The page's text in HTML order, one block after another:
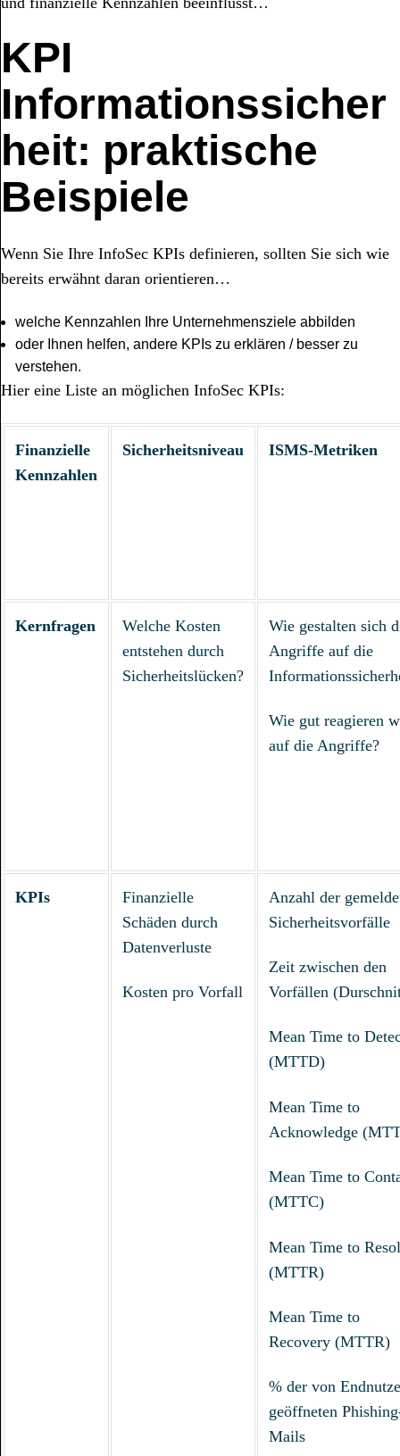
KPI
Informationssicher
heit: praktische
Beispiele
Wenn Sie Ihre InfoSec KPIs definieren, sollten Sie sich wie
bereits erwähnt daran orientieren…
welche Kennzahlen Ihre Unternehmensziele abbilden
oder Ihnen helfen, andere KPIs zu erklären / besser zu
verstehen.
Hier eine Liste an möglichen InfoSec KPIs:
Finanzielle
Kennzahlen
Sicherheitsniveau ISMS-Metriken
Kernfragen
Welche Kosten
entstehen durch
Sicherheitslücken?
Wie gestalten sich
Angriffe auf die
Wie gut reagieren
auf die Angriffe?
KPIs
Finanzielle
Schäden durch
Datenverluste
Kosten pro Vorfall
Anzahl der
Sicherheitsvorfälle
Zeit zwischen den
Vorfällen
Mean Time to
(MTTD)
Mean Time to
Acknowledge
Mean Time to
(MTTC)
Mean Time to
(MTTR)
Mean Time to
Recovery (MTTR)
% der von
geöffneten
Mails